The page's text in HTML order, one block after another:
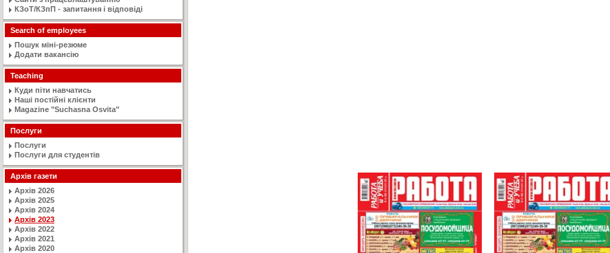
КЗоТ/КЗпП - запитання і відповіді
Search of employees
Пошук міні-резюме
Додати вакансію
Teaching
Куди піти навчатись
Наші постійні клієнти
Magazine "Suchasna Osvita"
Послуги
Послуги
Послуги для студентів
Архів газети
Архів 2026
Архів 2025
Архів 2024
Архів 2023
Архів 2022
Архів 2021
Архів 2020